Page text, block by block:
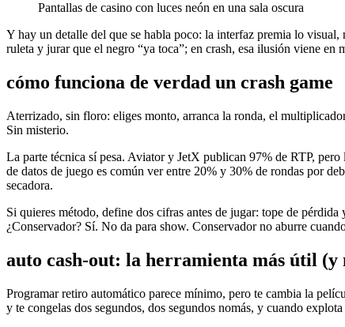
Pantallas de casino con luces neón en una sala oscura
Y hay un detalle del que se habla poco: la interfaz premia lo
ruleta y jurar que el negro “ya toca”; en crash, esa ilusión viene en
cómo funciona de verdad un crash game
Aterrizado, sin floro: eliges monto, arranca la ronda, el
Sin misterio.
La parte técnica sí pesa. Aviator y JetX publican 97% de RTP,
de datos de juego es común ver entre 20% y 30% de rondas por
secadora.
Si quieres método, define dos cifras antes de jugar: tope de
¿Conservador? Sí. No da para show. Conservador no aburre
auto cash-out: la herramienta más útil (y
Programar retiro automático parece mínimo, pero te cambia la
y te congelas dos segundos, dos segundos nomás, y cuando